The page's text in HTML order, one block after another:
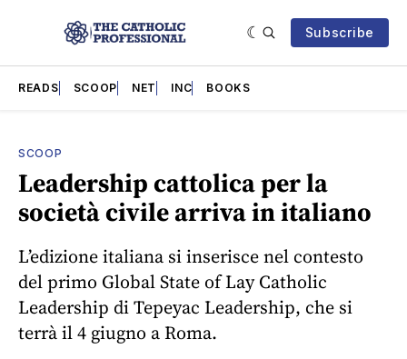
Subscribe
READS SCOOP NET INC BOOKS
SCOOP
Leadership cattolica per la
società civile arriva in italiano
L’edizione italiana si inserisce nel contesto
del primo Global State of Lay Catholic
Leadership di Tepeyac Leadership, che si
terrà il 4 giugno a Roma.